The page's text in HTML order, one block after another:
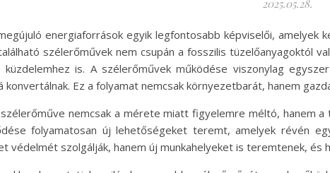
2025.05.28.
energiaforrások egyik legfontosabb képviselői, amelyek
szélerőművek nem csupán a fosszilis tüzelőanyagoktól
küzdelemhez is. A szélerőművek működése viszonylag
Ez a folyamat nemcsak környezetbarát, hanem
nemcsak a mérete miatt figyelemre méltó, hanem
folyamatosan új lehetőségeket teremt, amelyek révén
védelmét szolgálják, hanem új munkahelyeket is teremtenek, és